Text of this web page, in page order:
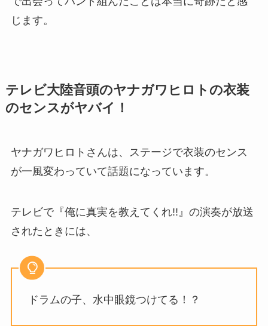
じます。
テレビ大陸音頭のヤナガワヒロトの衣装
のセンスがヤバイ！
ヤナガワヒロトさんは、ステージで衣装のセンス
が一風変わっていて話題になっています。
テレビで『俺に真実を教えてくれ!!』の演奏が放送
されたときには、
ドラムの子、水中眼鏡つけてる！？